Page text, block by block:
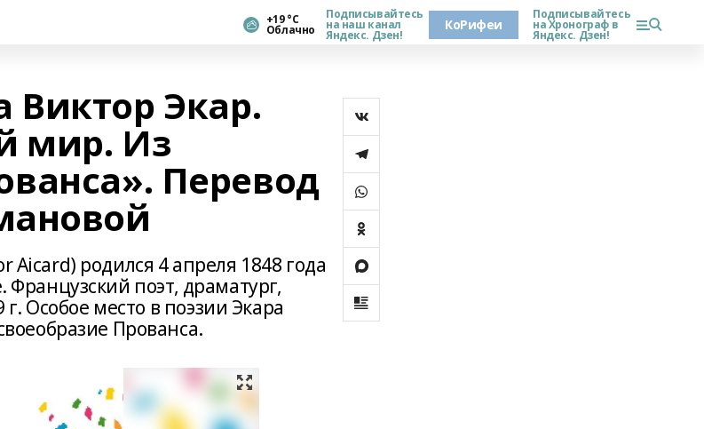
+19 °С
Облачно
Подписывайтесь
на наш канал
Яндекс. Дзен!
КоРифеи
Подписывайтесь
на Хронограф в
Яндекс. Дзен!
Виктор Экар.
мир. Из
Перевод
Aicard) родился 4 апреля 1848 года
Французский поэт, драматург,
Особое место в поэзии Экара
Прованса.